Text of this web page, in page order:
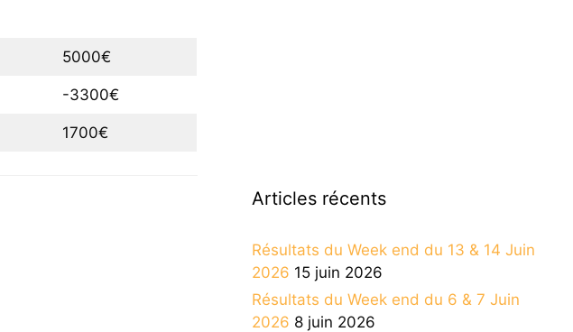
5000€
-3300€
1700€
Articles récents
Résultats du Week end du 13 & 14 Juin
2026 15 juin 2026
Résultats du Week end du 6 & 7 Juin
2026 8 juin 2026